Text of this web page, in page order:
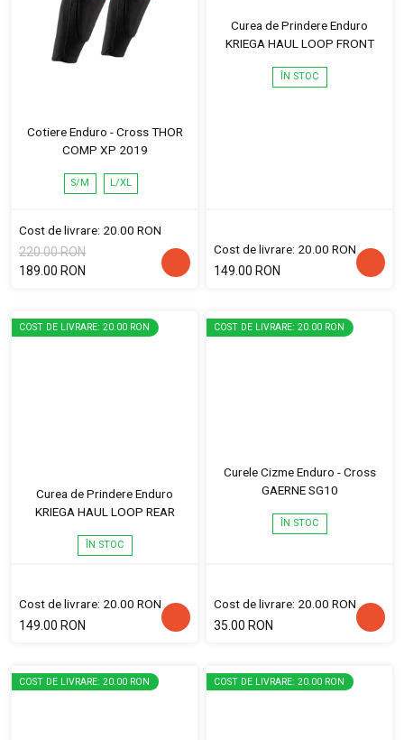
Cotiere Enduro - Cross THOR
COMP XP 2019
S/M L/XL
Cost de livrare: 20.00 RON
220.00 RON
189.00 RON
Curea de Prindere Enduro
KRIEGA HAUL LOOP FRONT
ÎN STOC
Cost de livrare: 20.00 RON
149.00 RON
COST DE LIVRARE: 20.00 RON
Curea de Prindere Enduro
KRIEGA HAUL LOOP REAR
ÎN STOC
Cost de livrare: 20.00 RON
149.00 RON
COST DE LIVRARE: 20.00 RON
Curele Cizme Enduro - Cross
GAERNE SG10
ÎN STOC
Cost de livrare: 20.00 RON
35.00 RON
COST DE LIVRARE: 20.00 RON COST DE LIVRARE: 20.00 RON